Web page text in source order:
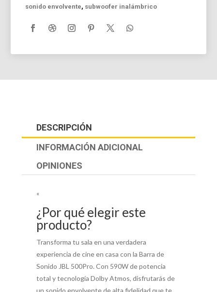
sonido envolvente, subwoofer inalámbrico
DESCRIPCIÓN
INFORMACIÓN ADICIONAL
OPINIONES
«
¿Por qué elegir este
producto?
Transforma tu sala en una verdadera
experiencia de cine en casa con la Barra de
Sonido JBL 500Pro. Con 590W de potencia
total y tecnología Dolby Atmos, disfrutarás de